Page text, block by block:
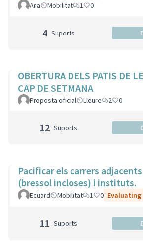
Ana Mobilitat 1 0
4 Suports
OBERTURA DELS PATIS DE
CAP DE SETMANA
Proposta oficial Lleure 2 0
12 Suports
Pacificar els carrers
(bressol incloses) i instituts.
Eduard Mobilitat 1 0 Evaluating
11 Suports